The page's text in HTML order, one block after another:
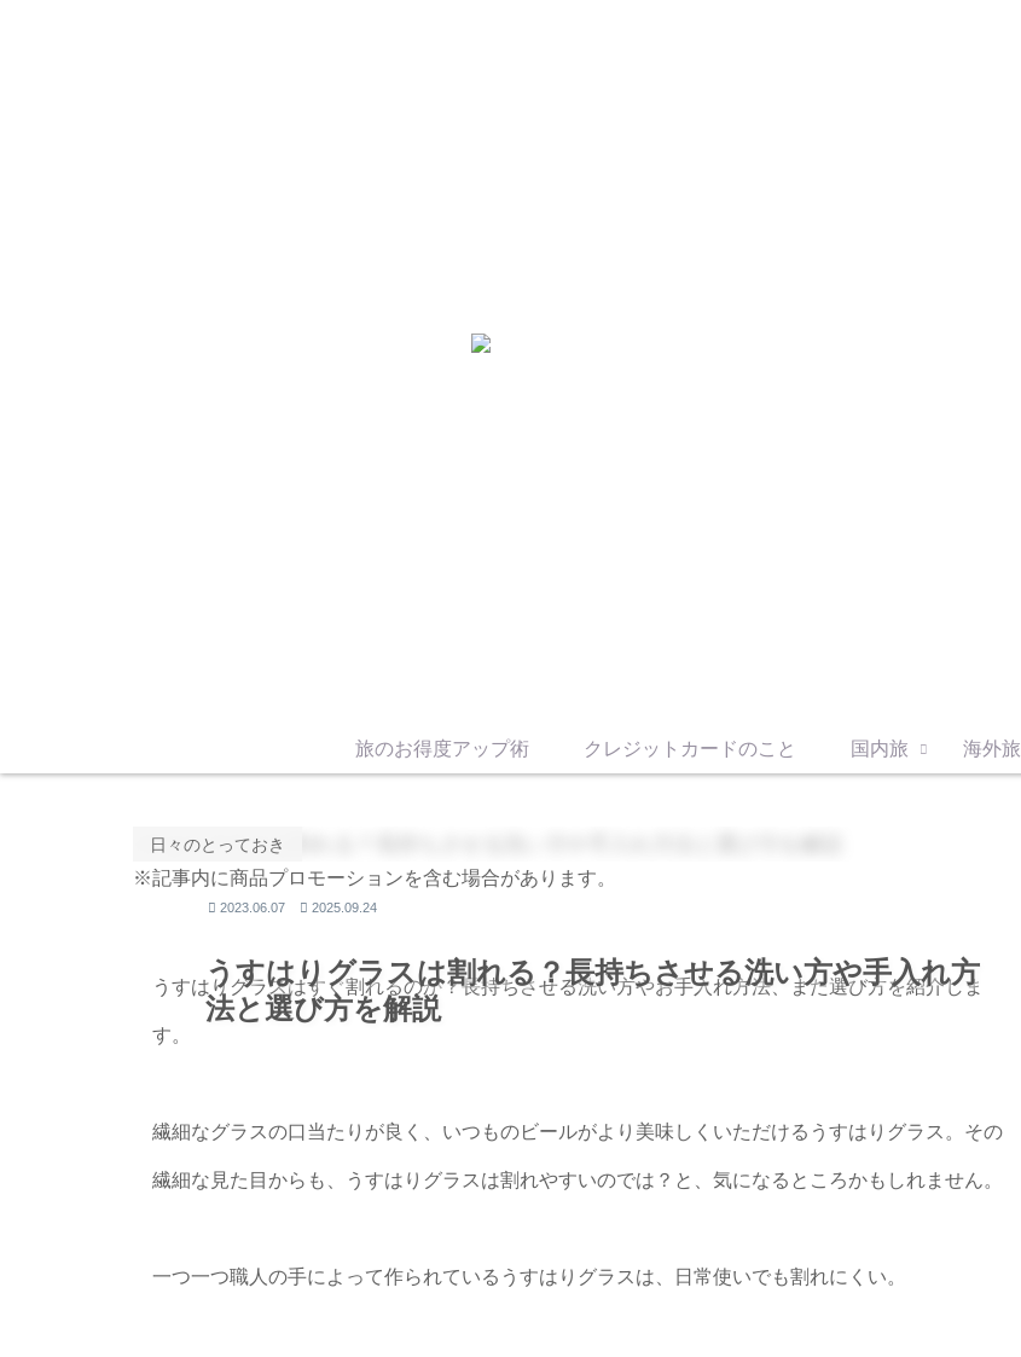
旅のお得度アップ術 クレジットカードのこと 国内旅 海外旅
うすはりグラスは割れる？長持ちさせる洗い方や手入れ方
法と選び方を解説
日々のとっておき
2023.06.07 2025.09.24
※記事内に商品プロモーションを含む場合があります。
うすはりグラスはすぐ割れるのか？長持ちさせる洗い方やお手入れ方法、また選び方を紹介しま
す。
繊細なグラスの口当たりが良く、いつものビールがより美味しくいただけるうすはりグラス。その
繊細な見た目からも、うすはりグラスは割れやすいのでは？と、気になるところかもしれません。
一つ一つ職人の手によって作られているうすはりグラスは、日常使いでも割れにくい。